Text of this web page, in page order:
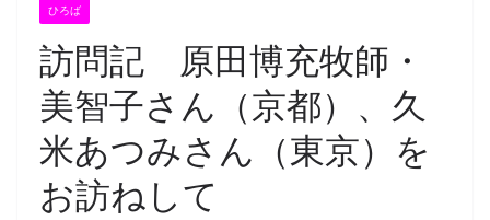
ひろば
訪問記 原田博充牧師・
美智子さん（京都）、久
米あつみさん（東京）を
お訪ねして